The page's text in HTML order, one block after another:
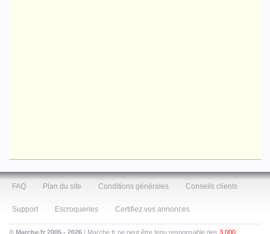
FAQ Plan du site Conditions générales Conseils clients
Support Escroqueries Certifiez vos annonces
© Marche.fr 2005 - 2026 | Marche.fr ne peut être tenu responsable des 3 000